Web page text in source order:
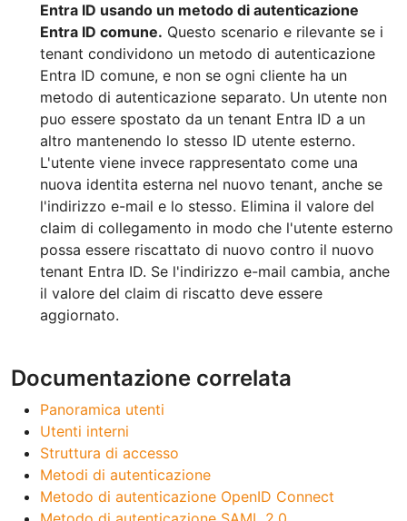
Entra ID usando un metodo di autenticazione
Entra ID comune. Questo scenario e rilevante se i
tenant condividono un metodo di autenticazione
Entra ID comune, e non se ogni cliente ha un
metodo di autenticazione separato. Un utente non
puo essere spostato da un tenant Entra ID a un
altro mantenendo lo stesso ID utente esterno.
L'utente viene invece rappresentato come una
nuova identita esterna nel nuovo tenant, anche se
l'indirizzo e-mail e lo stesso. Elimina il valore del
claim di collegamento in modo che l'utente esterno
possa essere riscattato di nuovo contro il nuovo
tenant Entra ID. Se l'indirizzo e-mail cambia, anche
il valore del claim di riscatto deve essere
aggiornato.
Documentazione correlata
Panoramica utenti
Utenti interni
Struttura di accesso
Metodi di autenticazione
Metodo di autenticazione OpenID Connect